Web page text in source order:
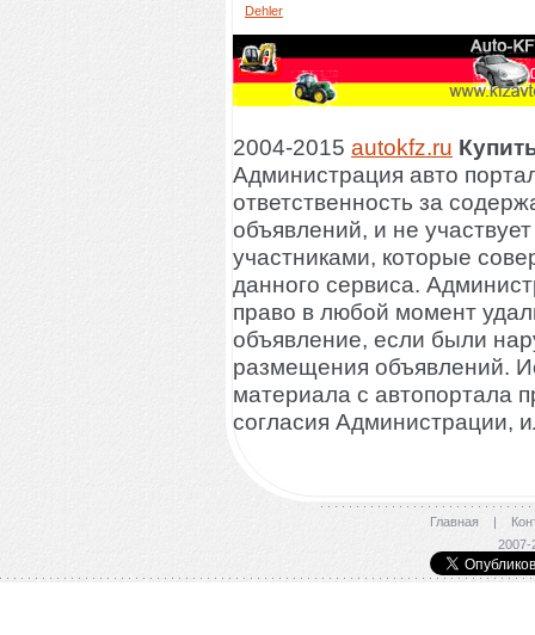
Dehler
2004-2015 autokfz.ru
Администрация авто
ответственность за
объявлений, и не
участниками, которые
данного сервиса.
право в любой момент
объявление, если были
размещения объявлений.
материала с автопортала
согласия Администрации,
Главная |
2007-